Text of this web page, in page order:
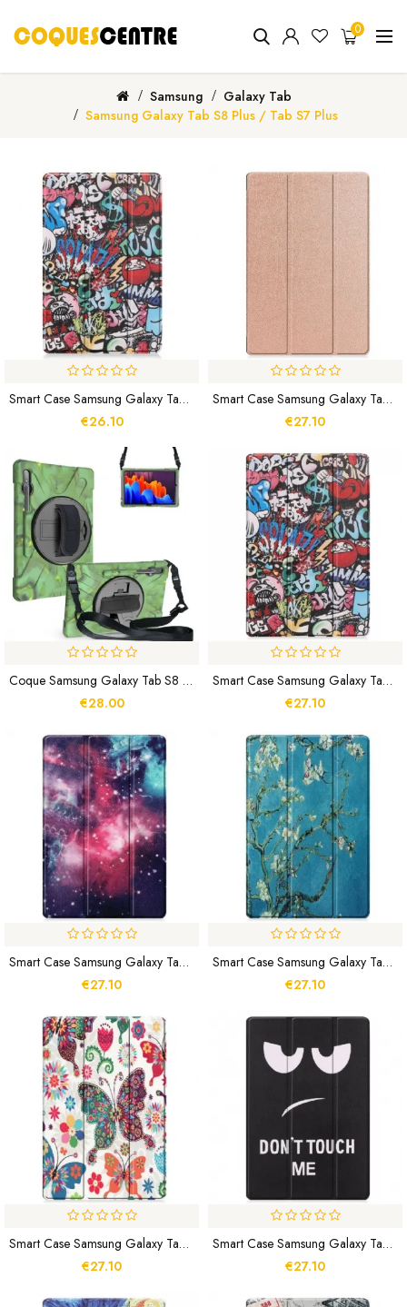
0
Samsung
Galaxy Tab
Samsung Galaxy Tab S8 Plus / Tab S7 Plus
Smart Case Samsung Galaxy Tab S8 / Tab S7 Porte-Crayon Graffitis
€26.10
Smart Case Samsung Galaxy Tab S8 Plus / S8 Plus Tri Fold Porte-Stylet
€27.10
Coque Samsung Galaxy Tab S8 Plus / Tab S7 Plus Multi-Fonctionnelle
€28.00
Smart Case Samsung Galaxy Tab S8 Plus / S7 Plus Renforcée Graffitis
€27.10
Smart Case Samsung Galaxy Tab S8 Plus / S7 Plus Renforcée Espace
€27.10
Smart Case Samsung Galaxy Tab S8 Plus / S7 Plus Renforcée Branches
€27.10
Smart Case Samsung Galaxy Tab S8 Plus / S7 Plus Renforcée Papillons Et Fleurs
€27.10
Smart Case Samsung Galaxy Tab S8 Plus / S7 Plus Renforcée Don't Touch Me
€27.10